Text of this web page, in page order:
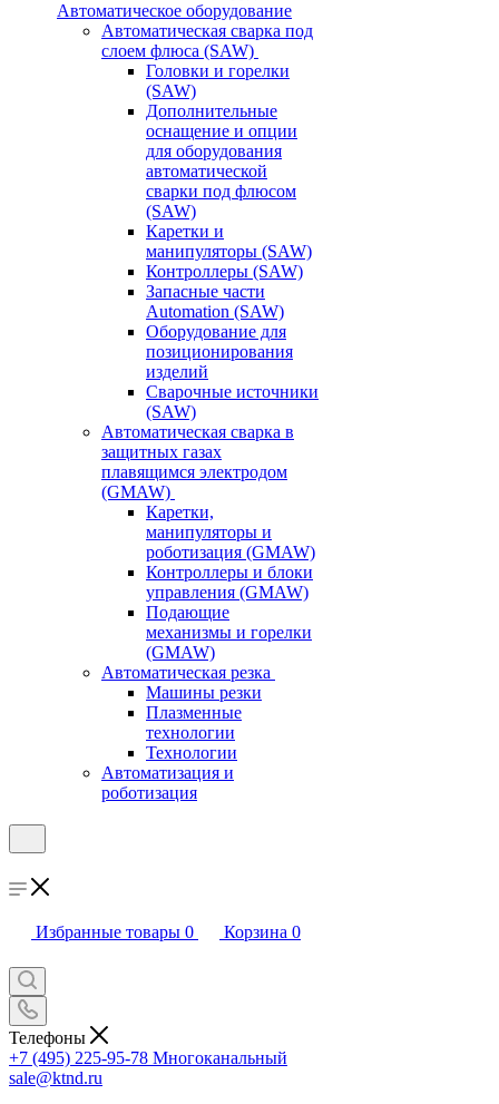
Автоматическое оборудование
Автоматическая сварка под
слоем флюса (SAW)
Головки и горелки
(SAW)
Дополнительные
оснащение и опции
для оборудования
автоматической
сварки под флюсом
(SAW)
Каретки и
манипуляторы (SAW)
Контроллеры (SAW)
Запасные части
Automation (SAW)
Оборудование для
позиционирования
изделий
Сварочные источники
(SAW)
Автоматическая сварка в
защитных газах
плавящимся электродом
(GMAW)
Каретки,
манипуляторы и
роботизация (GMAW)
Контроллеры и блоки
управления (GMAW)
Подающие
механизмы и горелки
(GMAW)
Автоматическая резка
Машины резки
Плазменные
технологии
Технологии
Автоматизация и
роботизация
Избранные товары 0 Корзина 0
Телефоны
+7 (495) 225-95-78 Многоканальный
sale@ktnd.ru